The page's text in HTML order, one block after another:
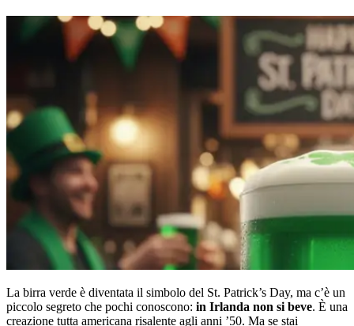
La birra verde è diventata il simbolo del St. Patrick’s Day, ma c’è un
piccolo segreto che pochi conoscono: in Irlanda non si beve. È una
creazione tutta americana risalente agli anni ’50. Ma se stai